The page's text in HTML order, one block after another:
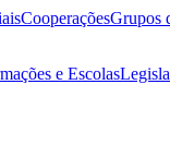
CooperaçõesGrupos
e Escolas